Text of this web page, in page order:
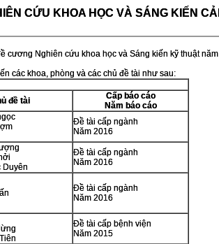
CỨU KHOA HỌC VÀ SÁNG KIẾN CẢI
cương Nghiên cứu khoa học và Sáng kiến kỹ thuật năm
các khoa, phòng và các chủ đề tài như sau:
đề tài
Cấp báo cáo
Năm báo cáo
Đề tài cấp ngành
Năm 2016
Duyên
Đề tài cấp ngành
Năm 2016
Đề tài cấp ngành
Năm 2016
Đề tài cấp bệnh viện
Năm 2015